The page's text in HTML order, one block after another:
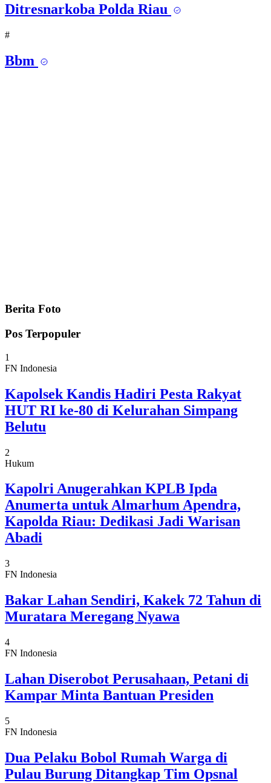
Ditresnarkoba Polda Riau
#
Bbm
Berita Foto
Pos Terpopuler
1
FN Indonesia
Kapolsek Kandis Hadiri Pesta Rakyat
HUT RI ke-80 di Kelurahan Simpang
Belutu
2
Hukum
Kapolri Anugerahkan KPLB Ipda
Anumerta untuk Almarhum Apendra,
Kapolda Riau: Dedikasi Jadi Warisan
Abadi
3
FN Indonesia
Bakar Lahan Sendiri, Kakek 72 Tahun di
Muratara Meregang Nyawa
4
FN Indonesia
Lahan Diserobot Perusahaan, Petani di
Kampar Minta Bantuan Presiden
5
FN Indonesia
Dua Pelaku Bobol Rumah Warga di
Pulau Burung Ditangkap Tim Opsnal